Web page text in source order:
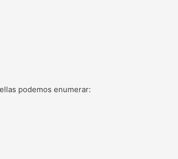
podemos enumerar: